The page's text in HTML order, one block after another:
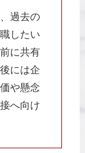
過去の
したい
に共有
には企
や懸念
へ向け